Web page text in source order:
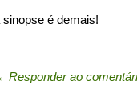
é demais!
←Responder ao